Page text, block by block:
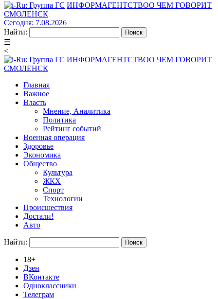
ИНФОРМАГЕНТСТВОО ЧЕМ ГОВОРИТ
СМОЛЕНСК
Сегодня: 7.08.2026
Найти:
☰
<
ИНФОРМАГЕНТСТВОО ЧЕМ ГОВОРИТ
СМОЛЕНСК
Главная
Важное
Власть
Мнение, Аналитика
Политика
Рейтинг событий
Военная операция
Здоровье
Экономика
Общество
Культура
ЖКХ
Спорт
Технологии
Происшествия
Достали!
Авто
Найти:
18+
Дзен
ВКонтакте
Одноклассники
Телеграм